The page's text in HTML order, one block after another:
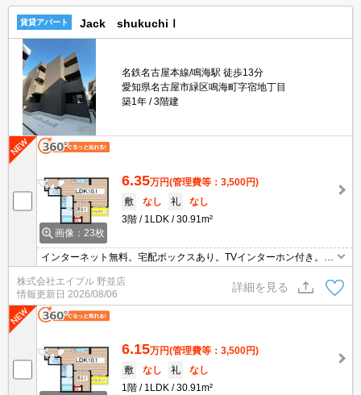
賃貸アパート Jack shukuchiⅠ
名鉄名古屋本線/鳴海駅 徒歩13分
愛知県名古屋市緑区鳴海町字宿地丁目
築1年
3階建
画像：23枚
6.35万円(管理費等：3,500円)
敷
なし 礼
なし
3階
1LDK 30.91m²
インターネット無料。宅配ボックスあり。TVインターホン付き。浴
室乾燥機付。室内物干しあり。温水洗浄便座付き。ファミリーマー
トへ240m。ドラッグストアへ350m。郵便局へ550m。スーパーへ7
50m。
株式会社エイブル 野並店
情報更新日 2026/08/06
詳細を見る
6.15万円(管理費等：3,500円)
敷
なし 礼
なし
1階
1LDK 30.91m²